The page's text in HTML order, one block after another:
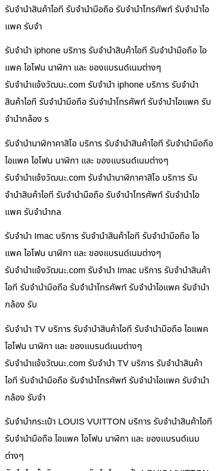
รับจำนำสินค้าไอที รับจำนำมือถือ รับจำนำโทรศัพท์ รับจำนำไอ
แพค รับจำ
รับจำนำ iphone บริการ รับจำนำสินค้าไอที รับจำนำมือถือ ไอ
แพค ไอโฟน นาฬิกา และ ของแบรนด์เนมต่างๆ
รับจํานําแจ้งวัฒนะ.com รับจำนำ iphone บริการ รับจำนำ
สินค้าไอที รับจำนำมือถือ รับจำนำโทรศัพท์ รับจำนำไอแพค รับ
จำนำกล้อง ร
รับจำนำนาฬิกาคาสิโอ บริการ รับจำนำสินค้าไอที รับจำนำมือถือ
ไอแพค ไอโฟน นาฬิกา และ ของแบรนด์เนมต่างๆ
รับจํานําแจ้งวัฒนะ.com รับจำนำนาฬิกาคาสิโอ บริการ รับ
จำนำสินค้าไอที รับจำนำมือถือ รับจำนำโทรศัพท์ รับจำนำไอ
แพค รับจำนำกล
รับจำนำ Imac บริการ รับจำนำสินค้าไอที รับจำนำมือถือ ไอ
แพค ไอโฟน นาฬิกา และ ของแบรนด์เนมต่างๆ
รับจํานําแจ้งวัฒนะ.com รับจำนำ Imac บริการ รับจำนำสินค้า
ไอที รับจำนำมือถือ รับจำนำโทรศัพท์ รับจำนำไอแพค รับจำนำ
กล้อง รับ
รับจำนำ TV บริการ รับจำนำสินค้าไอที รับจำนำมือถือ ไอแพค
ไอโฟน นาฬิกา และ ของแบรนด์เนมต่างๆ
รับจํานําแจ้งวัฒนะ.com รับจำนำ TV บริการ รับจำนำสินค้า
ไอที รับจำนำมือถือ รับจำนำโทรศัพท์ รับจำนำไอแพค รับจำนำ
กล้อง รับจำ
รับจำนำกระเป๋า LOUIS VUITTON บริการ รับจำนำสินค้าไอที
รับจำนำมือถือ ไอแพค ไอโฟน นาฬิกา และ ของแบรนด์เนม
ต่างๆ